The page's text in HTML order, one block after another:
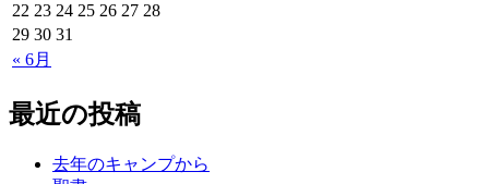
« 6月
22 23 24 25 26 27 28
29 30 31
最近の投稿
去年のキャンプから